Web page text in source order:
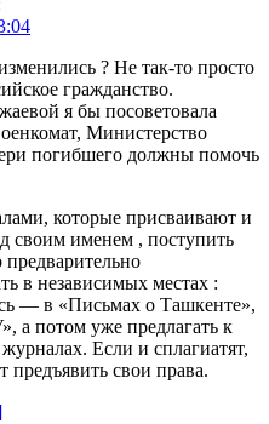
? Не так-то просто
гражданство.
я бы посоветовала
Министерство
погибшего должны помочь
которые присваивают и
своим именем , поступить
в независимых местах :
— в «Письмах о Ташкенте»,
а потом уже предлагать к
Если и сплагиатят,
предъявить свои права.